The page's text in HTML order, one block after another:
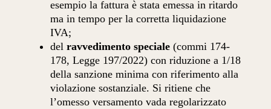
esempio la fattura è stata emessa in ritardo
ma in tempo per la corretta liquidazione
IVA;
delravvedimento speciale (commi 174-
178, Legge 197/2022) con riduzione a 1/18
della sanzione minima con riferimento alla
violazione sostanziale. Si ritiene che
l’omesso versamento vada regolarizzato